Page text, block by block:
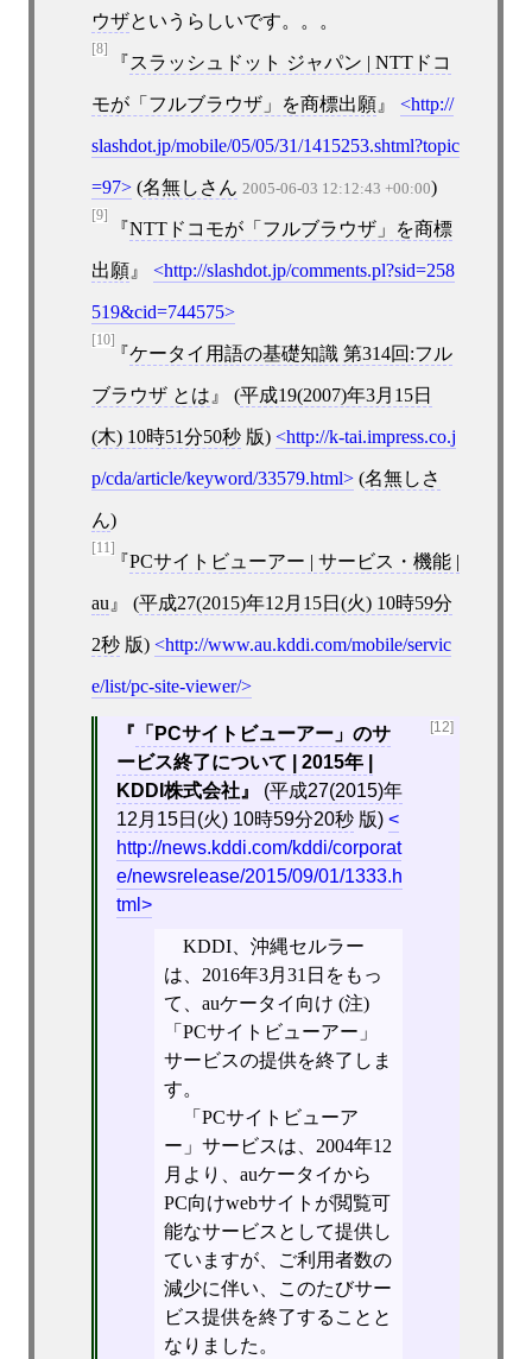
ウザというらしいです。。。
[8]
スラッシュドット ジャパン | NTTドコ
モが「フルブラウザ」を商標出願 http://
slashdot.jp/mobile/05/05/31/1415253.shtml?topic
=97 (名無しさん 2005-06-03 12:12:43 +00:00)
[9]
NTTドコモが「フルブラウザ」を商標
出願 http://slashdot.jp/comments.pl?sid=258
519&cid=744575
[10]
ケータイ用語の基礎知識 第314回:フル
ブラウザ とは (平成19(2007)年3月15日
(木) 10時51分50秒版) http://k-tai.impress.co.j
p/cda/article/keyword/33579.html (名無しさ
ん)
[11]
PCサイトビューアー | サービス・機能 |
au (平成27(2015)年12月15日(火) 10時59分
2秒版) http://www.au.kddi.com/mobile/servic
e/list/pc-site-viewer/
[12]
「PCサイトビューアー」のサ
ービス終了について | 2015年 |
KDDI株式会社
(平成27(2015)年
12月15日(火) 10時59分20秒版)
http://news.kddi.com/kddi/corporat
e/newsrelease/2015/09/01/1333.h
tml
KDDI、沖縄セルラー
は、2016年3月31日をもっ
て、auケータイ向け (注)
「PCサイトビューアー」
サービスの提供を終了しま
す。
「PCサイトビューア
ー」サービスは、2004年12
月より、auケータイから
PC向けwebサイトが閲覧可
能なサービスとして提供し
ていますが、ご利用者数の
減少に伴い、このたびサー
ビス提供を終了することと
なりました。